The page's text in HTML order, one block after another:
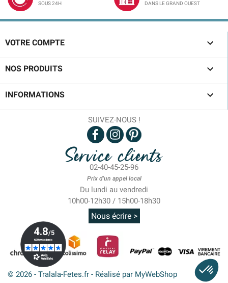
SOUS 24H
DANS LE GRAND OUEST
VOTRE COMPTE 
NOS PRODUITS 
INFORMATIONS 
SUIVEZ-NOUS !
Service clients
02-40-45-25-96
Prix d'un appel local
Du lundi au vendredi
10h00-12h30 / 15h00-18h30
Nous écrire >
© 2026 - Tralala-Fetes.fr - Réalisé par MyWebShop